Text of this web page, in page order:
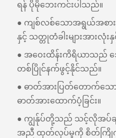
ရန် ပိုမိုဘေးကင်းပါသည်။
● ကျစ်လစ်သောအရွယ်အစား
နှင့် သတ္တုတံခါးများအား
● အဝေးထိန်းကိရိယာသည် သ
တစ်ပြိုင်နက်ဖွင့်နိုင်သည်။
● ဓာတ်အားပြတ်တောက်သေ
ဓာတ်အားထောက်ပံ့ခြင်း။
● ကျွန်ုပ်တို့သည် သင့်လိုအပ်ချက်
အညီ ထုတ်လုပ်မှုကို စိတ်ကြိုက်